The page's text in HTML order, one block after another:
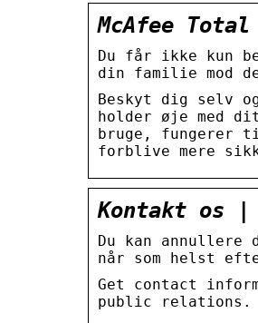
McAfee
Du får ikke kun
din familie mod
Beskyt dig selv
holder øje med
bruge, fungerer
forblive mere
Kontakt os |
Du kan
når som helst
Get contact
public relations.